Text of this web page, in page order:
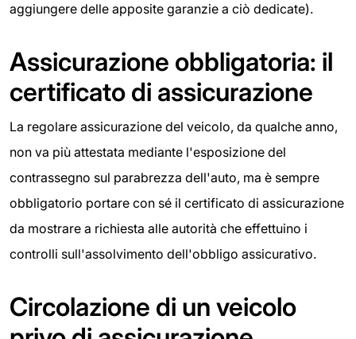
aggiungere delle apposite garanzie a ciò dedicate).
Assicurazione obbligatoria: il
certificato di assicurazione
La regolare assicurazione del veicolo, da qualche anno,
non va più attestata mediante l'esposizione del
contrassegno sul parabrezza dell'auto, ma è sempre
obbligatorio portare con sé il certificato di assicurazione
da mostrare a richiesta alle autorità che effettuino i
controlli sull'assolvimento dell'obbligo assicurativo.
Circolazione di un veicolo